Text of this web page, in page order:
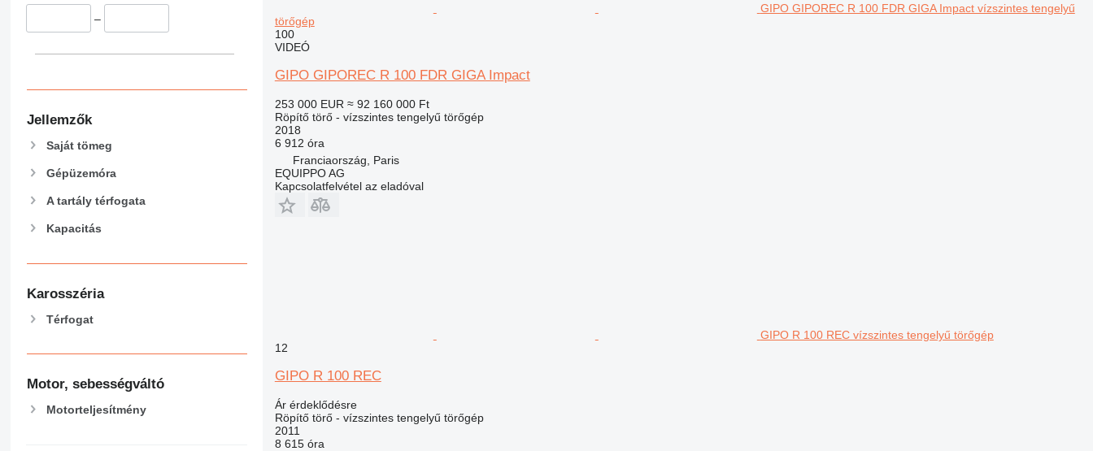
–
Jellemzők
Saját tömeg
Gépüzemóra
A tartály térfogata
Kapacitás
Karosszéria
Térfogat
Motor, sebességváltó
Motorteljesítmény
GIPO GIPOREC R 100 FDR GIGA Impact vízszintes tengelyű
törőgép
100
VIDEÓ
GIPO GIPOREC R 100 FDR GIGA Impact
253 000 EUR ≈ 92 160 000 Ft
Röpítő törő - vízszintes tengelyű törőgép
2018
6 912 óra
Franciaország, Paris
EQUIPPO AG
Kapcsolatfelvétel az eladóval
GIPO R 100 REC vízszintes tengelyű törőgép
12
GIPO R 100 REC
Ár érdeklődésre
Röpítő törő - vízszintes tengelyű törőgép
2011
8 615 óra